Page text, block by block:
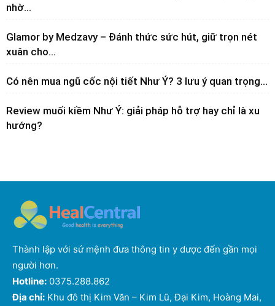
nhờ...
Glamor by Medzavy – Đánh thức sức hút, giữ trọn nét
xuân cho...
Có nên mua ngũ cốc nội tiết Như Ý? 3 lưu ý quan trọng...
Review muối kiềm Như Ý: giải pháp hỗ trợ hay chỉ là xu
hướng?
Thành lập với sứ mệnh đưa thông tin y dược đến gần mọi
người hơn.
Hotline: 0375.288.862
Địa chỉ: Khu đô thị Kim Văn – Kim Lũ, Đại Kim, Hoàng Mai,